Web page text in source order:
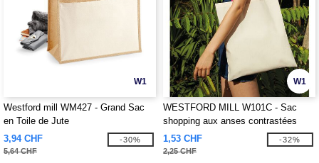
W1
Westford mill WM427 - Grand Sac
en Toile de Jute
3,94 CHF
5,64 CHF
-30%
W1
WESTFORD MILL W101C - Sac
shopping aux anses contrastées
1,53 CHF
2,25 CHF
-32%